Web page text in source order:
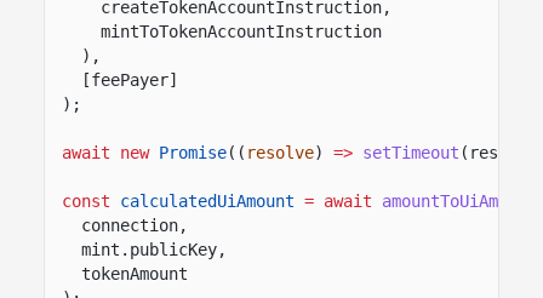
createTokenAccountInstruction,
mintToTokenAccountInstruction
),
[feePayer]
);
await new Promise(( resolve) => setTimeout
const calculatedUiAmount = await
connection,
mint.publicKey,
tokenAmount